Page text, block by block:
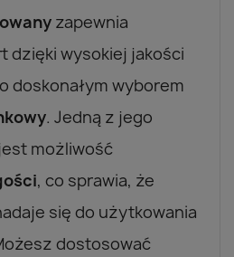
zapewnia
dzięki wysokiej jakości
doskonałym wyborem
. Jedną z jego
możliwość
, co sprawia, że
się do użytkowania
dostosować